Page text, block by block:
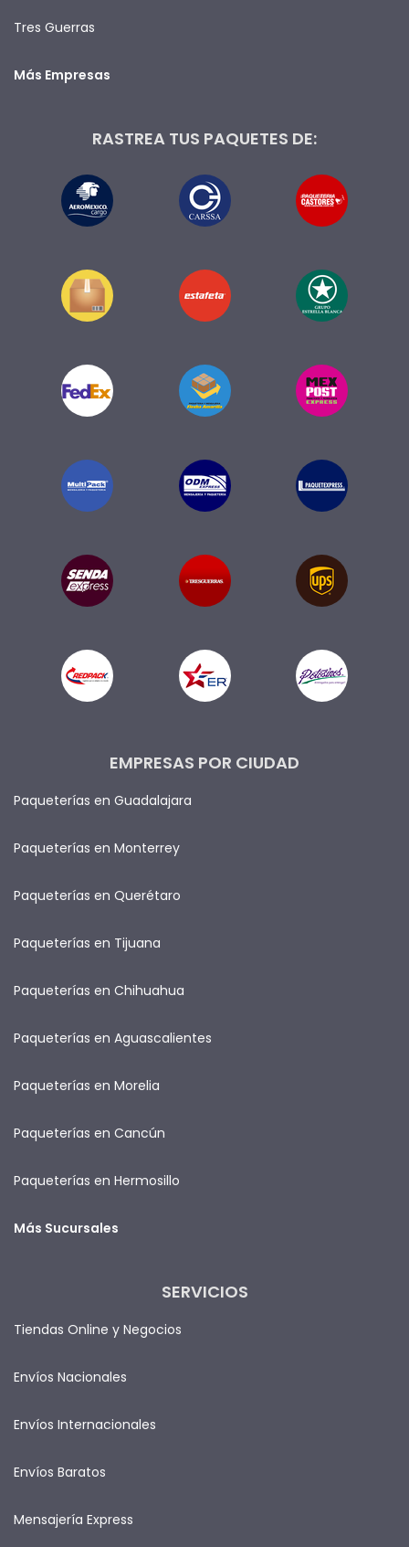
Tres Guerras
Más Empresas
RASTREA TUS PAQUETES DE:
EMPRESAS POR CIUDAD
Paqueterías en Guadalajara
Paqueterías en Monterrey
Paqueterías en Querétaro
Paqueterías en Tijuana
Paqueterías en Chihuahua
Paqueterías en Aguascalientes
Paqueterías en Morelia
Paqueterías en Cancún
Paqueterías en Hermosillo
Más Sucursales
SERVICIOS
Tiendas Online y Negocios
Envíos Nacionales
Envíos Internacionales
Envíos Baratos
Mensajería Express